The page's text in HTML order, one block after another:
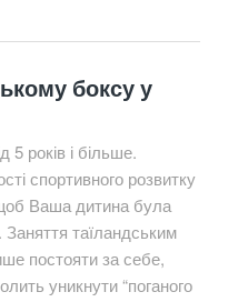
боксу у
років і більше.
спортивного розвитку
Ваша дитина була
таїландським
постояти за себе,
уникнути “поганого